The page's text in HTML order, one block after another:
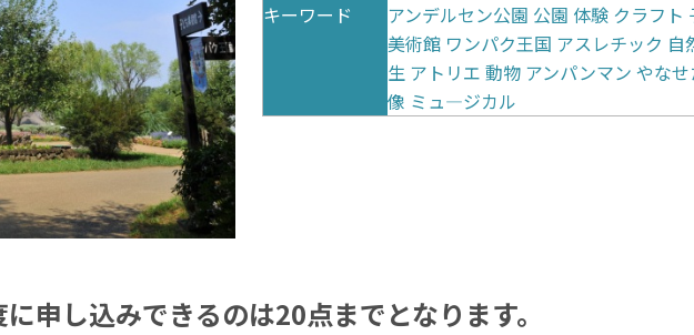
キーワード
アンデルセン公園 公園 体験 クラフト
美術館 ワンパク王国 アスレチック 自
生 アトリエ 動物 アンパンマン やなせ
像 ミュ―ジカル
申し込みできるのは20点までとなります。